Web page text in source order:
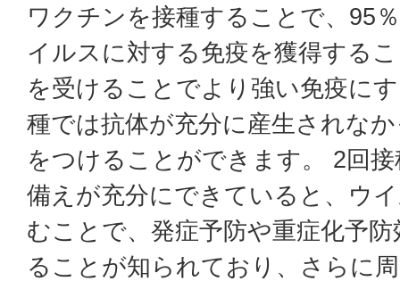
ワクチンを接種することで、95
イルスに対する免疫を獲得する
を受けることでより強い免疫に
種では抗体が充分に産生されな
をつけることができます。 2回
備えが充分にできていると、ウ
むことで、発症予防や重症化予
ることが知られており、さらに